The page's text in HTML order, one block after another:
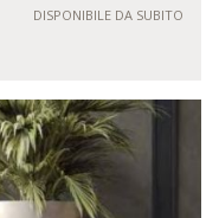
DISPONIBILE DA SUBITO